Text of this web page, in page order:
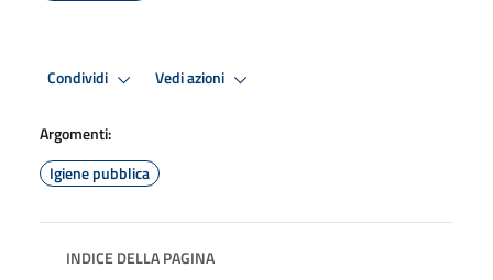
Condividi Vedi azioni
Argomenti:
Igiene pubblica
INDICE DELLA PAGINA